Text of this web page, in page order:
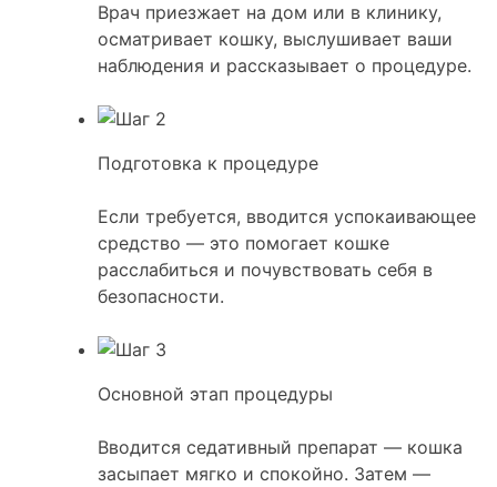
Врач приезжает на дом или в клинику,
осматривает кошку, выслушивает ваши
наблюдения и рассказывает о процедуре.
Подготовка к процедуре
Если требуется, вводится успокаивающее
средство — это помогает кошке
расслабиться и почувствовать себя в
безопасности.
Основной этап процедуры
Вводится седативный препарат — кошка
засыпает мягко и спокойно. Затем —